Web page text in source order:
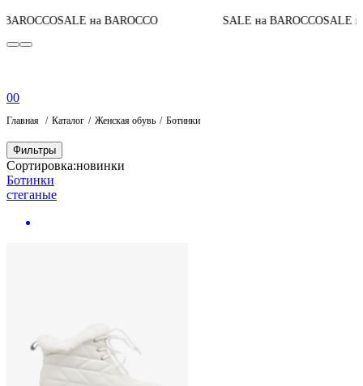
SALE на BAROCCO SALE на BAROCCOSALE на
00
Главная Каталог Женская обувь Ботинки
Фильтры
Сортировка:новинки
Ботинки
стеганые